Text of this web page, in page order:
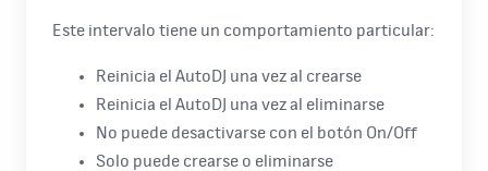
Este intervalo tiene un comportamiento particular:
Reinicia el AutoDJ una vez al crearse
Reinicia el AutoDJ una vez al eliminarse
No puede desactivarse con el botón On/Off
Solo puede crearse o eliminarse